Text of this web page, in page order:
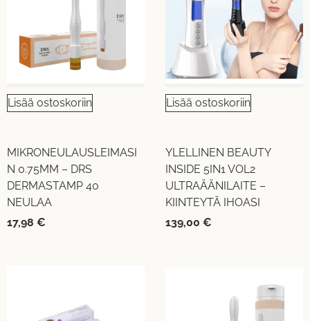
Lisää ostoskoriin
MIKRONEULAUSLEIMASI
N 0.75MM – DRS
DERMASTAMP 40
NEULAA
17,98 €
Lisää ostoskoriin
YLELLINEN BEAUTY
INSIDE 5IN1 VOL2
ULTRAÄÄNILAITE –
KIINTEYTÄ IHOASI
139,00 €